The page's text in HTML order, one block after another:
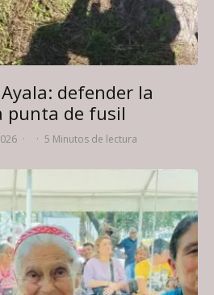
defender la
punta de fusil
· · 5 Minutos de lectura